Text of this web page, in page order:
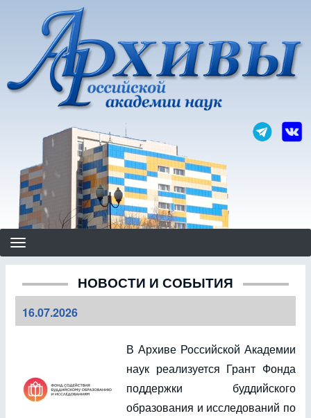
основному
содержанию
НОВОСТИ И СОБЫТИЯ
16.07.2026
В Архиве Российской Академии
наук реализуется Грант Фонда
поддержки буддийского
образования и исследований по